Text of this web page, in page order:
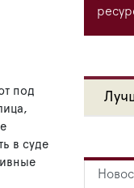
под
в суде